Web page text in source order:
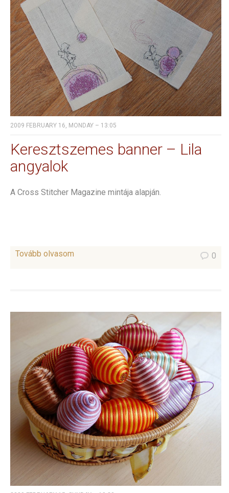
2009 FEBRUARY 16, MONDAY – 13:05
Keresztszemes banner – Lila
angyalok
A Cross Stitcher Magazine mintája alapján.
Tovább olvasom 0